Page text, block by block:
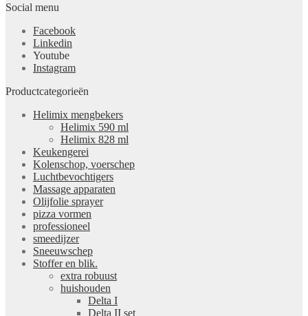
Social menu
Facebook
Linkedin
Youtube
Instagram
Productcategorieën
Helimix mengbekers
Helimix 590 ml
Helimix 828 ml
Keukengerei
Kolenschop, voerschep
Luchtbevochtigers
Massage apparaten
Olijfolie sprayer
pizza vormen
professioneel
smeedijzer
Sneeuwschep
Stoffer en blik.
extra robuust
huishouden
Delta I
Delta II set